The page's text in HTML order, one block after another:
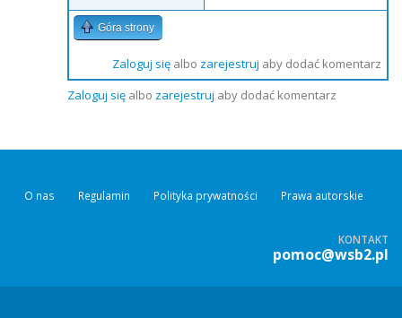
Góra strony
Zaloguj sięalbo zarejestruj aby dodać komentarz
Zaloguj się albo zarejestruj aby dodać komentarz
O nas Regulamin Polityka prywatności Prawa autorskie
KONTAKT
pomoc@wsb2.pl